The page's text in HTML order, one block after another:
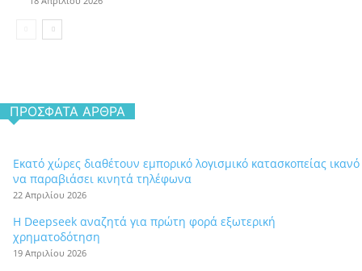
ΠΡΌΣΦΑΤΑ ΆΡΘΡΑ
Εκατό χώρες διαθέτουν εμπορικό λογισμικό κατασκοπείας ικανό
να παραβιάσει κινητά τηλέφωνα
22 Απριλίου 2026
Η Deepseek αναζητά για πρώτη φορά εξωτερική
χρηματοδότηση
19 Απριλίου 2026